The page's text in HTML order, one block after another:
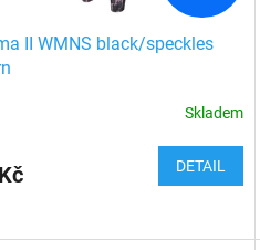
II WMNS black/speckles
Skladem
DETAIL